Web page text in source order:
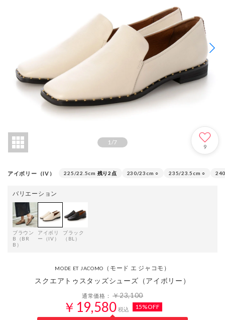
1/7
9
アイボリー（IV） 225/22.5cm 残り2点 230/23cm ○ 235/23.5cm ○
バリエーション
ブラウン
B（BR
B）
アイボリ
ー（IV）
ブラック
（BL）
MODE ET JACOMO （モード エ ジャコモ）
スクエアトゥスタッズシューズ（アイボリー）
通常価格：￥23,100
￥19,580 税込 15%OFF